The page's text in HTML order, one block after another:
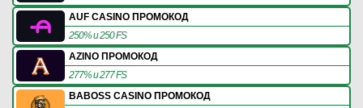
AUF CASINO ПРОМОКОД
250% и 250 FS
AZINO ПРОМОКОД
277% и 277 FS
BABOSS CASINO ПРОМОКОД